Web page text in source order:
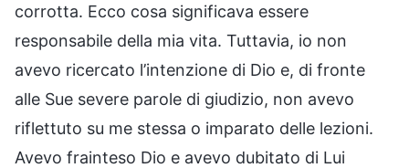
corrotta. Ecco cosa significava essere
responsabile della mia vita. Tuttavia, io non
avevo ricercato l’intenzione di Dio e, di fronte
alle Sue severe parole di giudizio, non avevo
riflettuto su me stessa o imparato delle lezioni.
Avevo frainteso Dio e avevo dubitato di Lui